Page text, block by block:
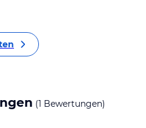
(1 Bewertungen)